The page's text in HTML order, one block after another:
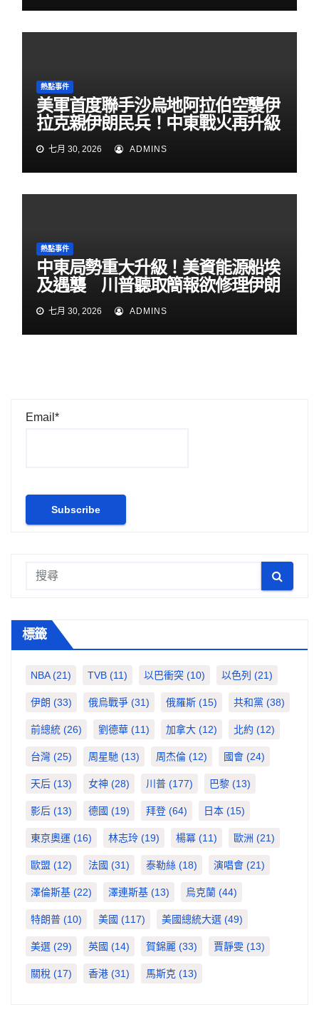
熱點事件
美軍首度聯手沙烏地阿拉伯空襲伊
拉克親伊朗民兵！中東戰火再升級
七月 30, 2026 ADMINS
熱點事件
中東局勢重大升級！美資能源船埃
及遇襲 川普聽取簡報欲修理伊朗
七月 30, 2026 ADMINS
Email*
標籤
NBA(21) TVB (11) 以巴衝突 (10) 以色列 (21)
伊朗 (33) 俄烏戰爭 (31) 俄羅斯 (15) 共和黨 (38)
前總統 (26) 劉德華 (11) 加拿大 (12) 北約 (12)
台灣 (25) 周星馳 (13) 周杰倫 (12) 國會 (24)
天后 (13) 女神 (28) 川普 (177) 巴黎 (13)
影后 (13) 德國 (19) 拜登 (64) 日本 (15)
東京奧運 (16) 林志玲 (19) 楊冪 (11) 歐洲 (21)
歐盟 (12) 法國 (31) 泰勒絲 (18) 演唱會 (21)
澤倫斯基 (22) 澤連斯基 (13) 烏克蘭 (44)
特朗普 (10) 美國 (117) 美國總統大選 (49)
美選 (29) 英國 (14) 賀錦麗 (33) 賈靜雯 (13)
關稅 (17) 香港 (31) 馬斯克 (13)